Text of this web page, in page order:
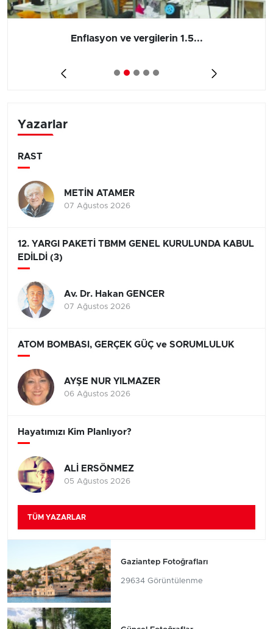
Enflasyon ve vergilerin 1.5...
Yazarlar
RAST
METİN ATAMER
07 Ağustos 2026
12. YARGI PAKETİ TBMM GENEL KURULUNDA KABUL
EDİLDİ (3)
Av. Dr. Hakan GENCER
07 Ağustos 2026
ATOM BOMBASI, GERÇEK GÜÇ ve SORUMLULUK
AYŞE NUR YILMAZER
06 Ağustos 2026
Hayatımızı Kim Planlıyor?
ALİ ERSÖNMEZ
05 Ağustos 2026
TÜM YAZARLAR
Gaziantep Fotoğrafları
29634 Görüntülenme